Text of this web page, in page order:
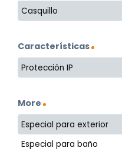
Casquillo
Características
Protección IP
More
Especial para exterior
Especial para baño